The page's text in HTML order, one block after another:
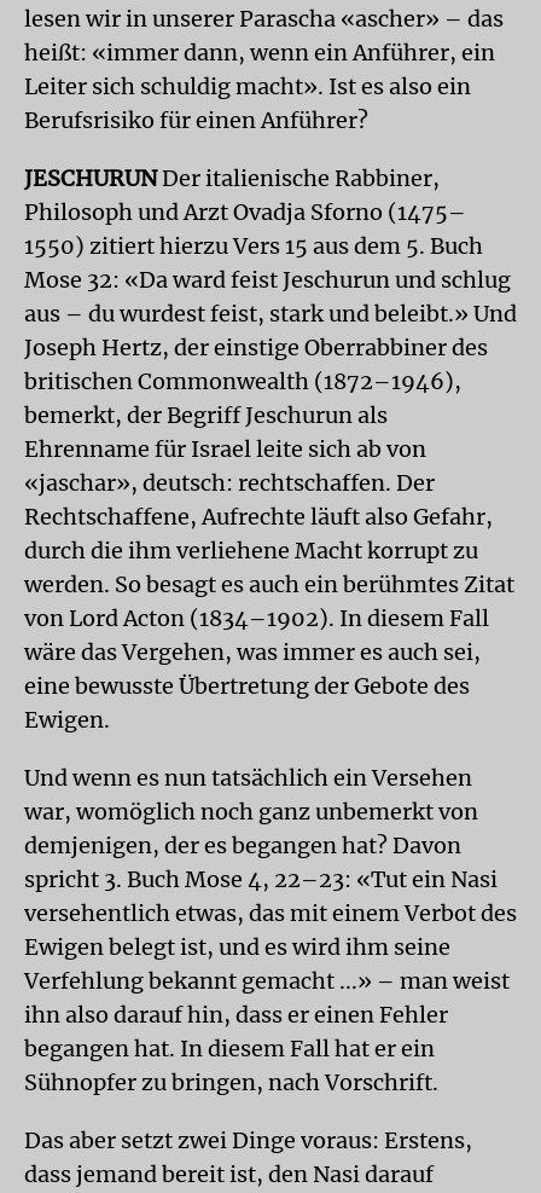
lesen wir in unserer Parascha «ascher» – das
heißt: «immer dann, wenn ein Anführer, ein
Leiter sich schuldig macht». Ist es also ein
Berufsrisiko für einen Anführer?
JESCHURUNDer italienische Rabbiner,
Philosoph und Arzt Ovadja Sforno (1475–
1550) zitiert hierzu Vers 15 aus dem 5. Buch
Mose 32: «Da ward feist Jeschurun und schlug
aus – du wurdest feist, stark und beleibt.» Und
Joseph Hertz, der einstige Oberrabbiner des
britischen Commonwealth (1872–1946),
bemerkt, der Begriff Jeschurun als
Ehrenname für Israel leite sich ab von
«jaschar», deutsch: rechtschaffen. Der
Rechtschaffene, Aufrechte läuft also Gefahr,
durch die ihm verliehene Macht korrupt zu
werden. So besagt es auch ein berühmtes Zitat
von Lord Acton (1834–1902). In diesem Fall
wäre das Vergehen, was immer es auch sei,
eine bewusste Übertretung der Gebote des
Ewigen.
Und wenn es nun tatsächlich ein Versehen
war, womöglich noch ganz unbemerkt von
demjenigen, der es begangen hat? Davon
spricht 3. Buch Mose 4, 22–23: «Tut ein Nasi
versehentlich etwas, das mit einem Verbot des
Ewigen belegt ist, und es wird ihm seine
Verfehlung bekannt gemacht ...» – man weist
ihn also darauf hin, dass er einen Fehler
begangen hat. In diesem Fall hat er ein
Sühnopfer zu bringen, nach Vorschrift.
Das aber setzt zwei Dinge voraus: Erstens,
dass jemand bereit ist, den Nasi darauf